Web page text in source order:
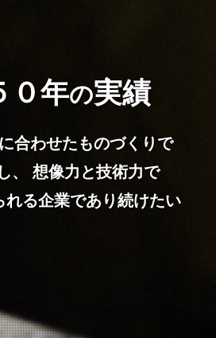
０年の実績
合わせたものづくりで
、
想像力と技術力で
れる企業であり続けたい